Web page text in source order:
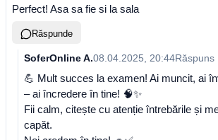
Perfect! Asa sa fie si la sala
Răspunde
SoferOnline A.08.04.2025, 20:44Răspuns
💪 Mult succes la examen! Ai muncit, ai
– ai încredere în tine! 🧠✨
Fii calm, citește cu atenție întrebările și
capăt.